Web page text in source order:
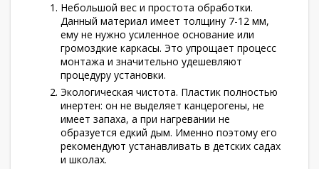
Небольшой вес и простота обработки.
Данный материал имеет толщину 7-12 мм,
ему не нужно усиленное основание или
громоздкие каркасы. Это упрощает процесс
монтажа и значительно удешевляют
процедуру установки.
Экологическая чистота. Пластик полностью
инертен: он не выделяет канцерогены, не
имеет запаха, а при нагревании не
образуется едкий дым. Именно поэтому его
рекомендуют устанавливать в детских садах
и школах.